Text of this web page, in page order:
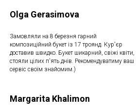
Olga Gerasimova
Замовляли на 8 березня гарний
композиційний букет із 17 троянд. Кур'єр
доставив швидко. Букет шикарний, свіжі квіти,
стояли цілих п'ять днів. Рекомендуватиму ваш
сервіс своїм знайомим.)
Margarita Khalimon